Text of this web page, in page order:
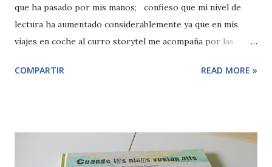
que ha pasado por mis manos; confieso que mi nivel de
lectura ha aumentado considerablemente ya que en mis
viajes en coche al curro storytel me acompaña por las
que puedo, a leer con un libro entre mis manos. Te cuento
entre mis 5 libros preferidos. Es una novela que
corresponde a la historia de España, el conflicto de ETA
COMPARTIR READ MORE »